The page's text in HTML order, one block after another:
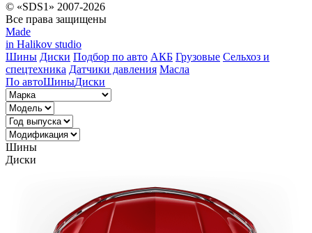
© «SDS1» 2007-2026
Все права защищены
Made
in Halikov studio
Шины Диски Подбор по авто АКБ Грузовые Сельхоз и
спецтехника Датчики давления Масла
По автоШиныДиски
Шины
Диски